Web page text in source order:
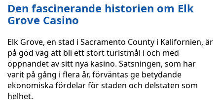
Den fascinerande historien om Elk
Grove Casino
Elk Grove, en stad i Sacramento County i Kalifornien, är
på god väg att bli ett stort turistmål i och med
öppnandet av sitt nya kasino. Satsningen, som har
varit på gång i flera år, förväntas ge betydande
ekonomiska fördelar för staden och delstaten som
helhet.